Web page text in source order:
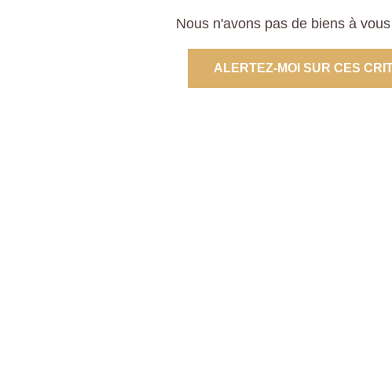
Nous n'avons pas de biens à
ALERTEZ-MOI SUR CES